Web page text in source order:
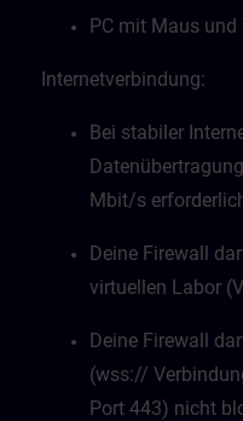
PC mit Maus
Internetverbindung:
Bei stabiler
Mbit/s
Deine Firewall
virtuellen Labor
Deine Firewall
(wss://
Port 443) nicht